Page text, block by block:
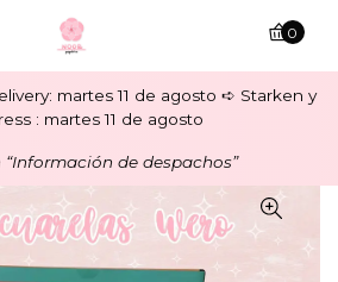
martes 11 de agosto ➪ Starken y
: martes 11 de agosto
de despachos”
0